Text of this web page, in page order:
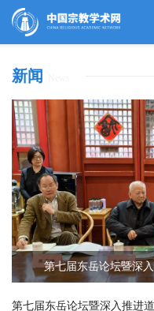
新闻
第七届东岳论坛暨深
第七届东岳论坛暨深入推进